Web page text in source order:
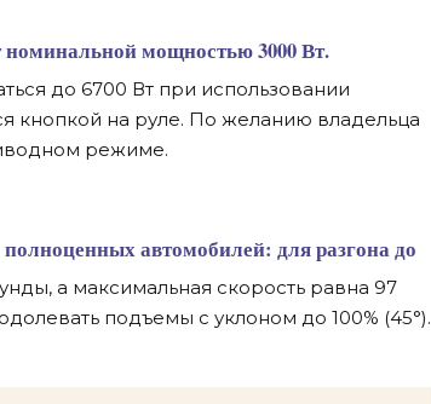
номинальной мощностью 3000 Вт.
до 6700 Вт при использовании
кнопкой на руле. По желанию владельца
режиме.
автомобилей: для разгона до
а максимальная скорость равна 97
подъемы с уклоном до 100% (45°).